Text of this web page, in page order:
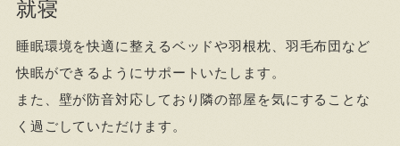
就寝
睡眠環境を快適に整えるベッドや羽根枕、羽毛布団など
快眠ができるようにサポートいたします。
また、壁が防音対応しており隣の部屋を気にすることな
く過ごしていただけます。